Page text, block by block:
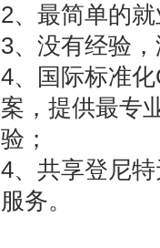
2、最简单的
3、没有经验
4、国际标准
案，提供最专
验；
4、共享登尼
服务。